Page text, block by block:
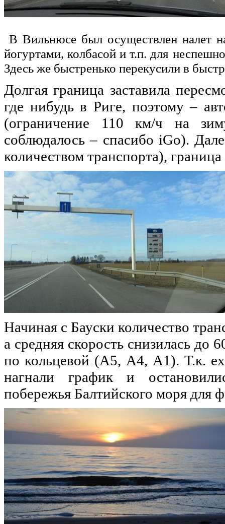
В Вильнюсе был осуществлен налет
йогуртами, колбасой и т.п. для
Здесь же быстренько перекусили в
Долгая граница заставила
где нибудь в Риге, поэтому –
(ограничение 110 км/ч на
соблюдалось – спасибо iGo).
количеством транспорта),
Начиная с Бауски количество
а средняя скорость снизилась до
по кольцевой (А5, А4, А1). Т.к.
нагнали график и
побережья Балтийского моря для